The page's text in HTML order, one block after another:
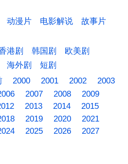
chiling lin,柳
动漫片 电影解说
故事片
港剧 韩国剧
欧美剧
海外剧
短剧
2000 2001 2002
2003
2007 2008
2009
2013 2014
2015
2019 2020
2021
2025 2026
2027